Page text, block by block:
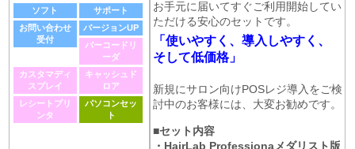
ソフト
サポート
お問い合わせ
受付
バージョンUP
バーコードリ
ーダ
カスタマディ
スプレイ
キャッシュド
ロア
レシートプリ
ンタ
パソコンセッ
ト
お手元に届いてすぐご利用開始してい
ただける安心のセットです。
「使いやすく、導入しやすく、
そして低価格」
新規にサロン向けPOSレジ導入をご検
討中のお客様には、大変お勧めです。
■セット内容
・HairLab Professionaメダリスト版